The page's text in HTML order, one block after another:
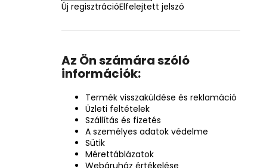
Új regisztrációElfelejtett jelszó
Az Ön számára szóló
információk:
Termék visszaküldése és reklamáció
Üzleti feltételek
Szállítás és fizetés
A személyes adatok védelme
Sütik
Mérettáblázatok